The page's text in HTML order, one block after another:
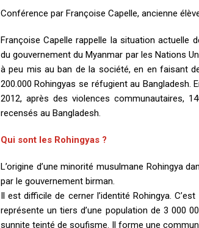
Conférence par Françoise Capelle, ancienne
Françoise Capelle rappelle la situation actuelle
du gouvernement du Myanmar par les Nations
à peu mis au ban de la société, en en faisant
200.000 Rohingyas se réfugient au Bangladesh.
2012, après des violences communautaires,
recensés au Bangladesh.
Qui sont les Rohingyas ?
L’origine d’une minorité musulmane Rohingya
par le gouvernement birman.
Il est difficile de cerner l’identité Rohingya.
représente un tiers d’une population de 3 000
sunnite teinté de soufisme. Il forme une